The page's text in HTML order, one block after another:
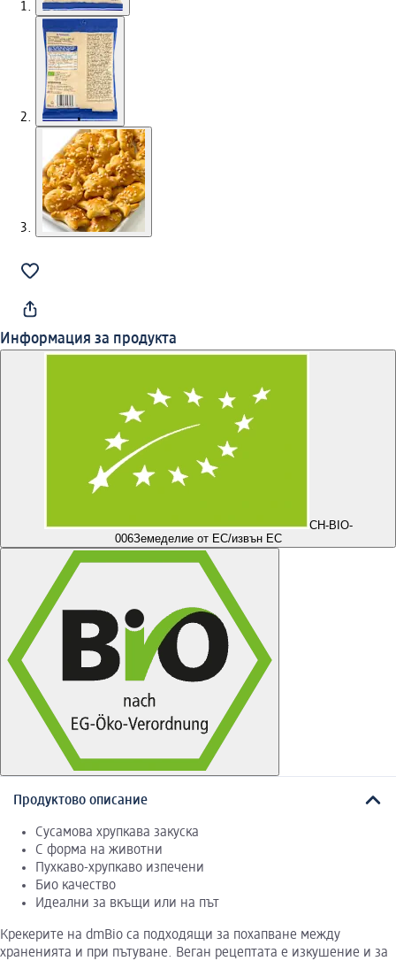
Информация за продукта
CH-BIO-
006Земеделие от ЕС/извън ЕС
Продуктово описание
Сусамова хрупкава закуска
С форма на животни
Пухкаво-хрупкаво изпечени
Био качество
Идеални за вкъщи или на път
Крекерите на dmBio са подходящи за похапване между
храненията и при пътуване. Веган рецептата е изкушение и за